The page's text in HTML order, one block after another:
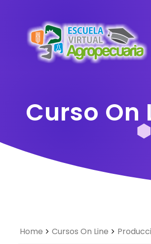
Curso
Home Cursos On Line